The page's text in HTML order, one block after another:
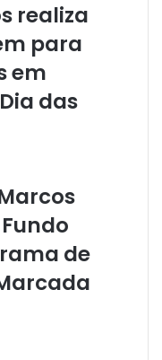
realiza
para
em
das
de